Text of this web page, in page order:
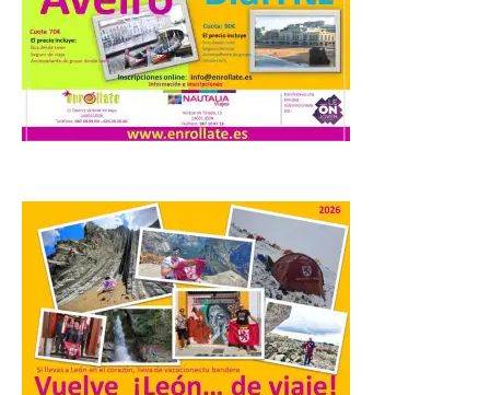
10 Ago 2026
La formación leonesista
registró una batería de
preguntas escritas en las
Cortes autonómicas
que exija al Gobierno de España la
supresión de este peaje por la ilegalidad
de la prórroga […]
El alumnado de FP crece
un 2,5% hasta superar los
1,2 millones de